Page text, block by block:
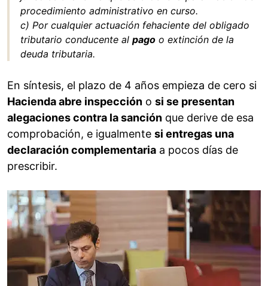
procedimiento administrativo en curso.
c) Por cualquier actuación fehaciente del obligado
tributario conducente al pago o extinción de la
deuda tributaria.
En síntesis, el plazo de 4 años empieza de cero si
Hacienda abre inspección o si se presentan
alegaciones contra la sanción que derive de esa
comprobación, e igualmente si entregas una
declaración complementaria a pocos días de
prescribir.